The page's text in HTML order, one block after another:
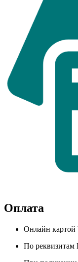
Оплата
Онлайн картой
По реквизитам